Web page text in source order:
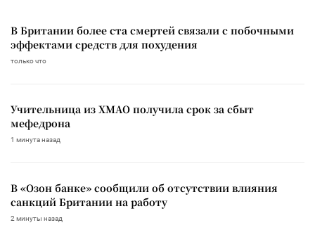
В Британии более ста смертей связали с побочными
эффектами средств для похудения
только что
Учительница из ХМАО получила срок за сбыт
мефедрона
1 минута назад
В «Озон банке» сообщили об отсутствии влияния
санкций Британии на работу
2 минуты назад